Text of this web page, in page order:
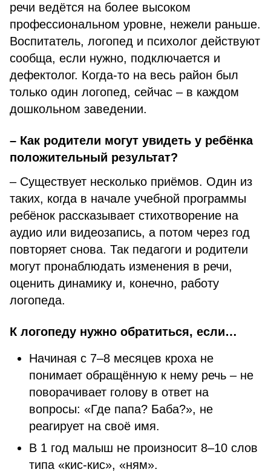
речи ведётся на более высоком
профессиональном уровне, нежели раньше.
Воспитатель, логопед и психолог действуют
сообща, если нужно, подключается и
дефектолог. Когда-то на весь район был
только один логопед, сейчас – в каждом
дошкольном заведении.
– Как родители могут увидеть у ребёнка
положительный результат?
– Существует несколько приёмов. Один из
таких, когда в начале учебной программы
ребёнок рассказывает стихотворение на
аудио или видеозапись, а потом через год
повторяет снова. Так педагоги и родители
могут пронаблюдать изменения в речи,
оценить динамику и, конечно, работу
логопеда.
К логопеду нужно обратиться, если…
Начиная с 7–8 месяцев кроха не
понимает обращённую к нему речь – не
поворачивает голову в ответ на
вопросы: «Где папа? Баба?», не
реагирует на своё имя.
В 1 год малыш не произносит 8–10 слов
типа «кис-кис», «ням».